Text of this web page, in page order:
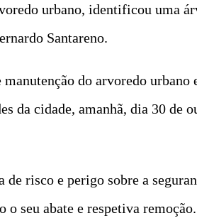
urbano, identificou uma
Santareno.
do arvoredo
da cidade, amanhã, dia 30 de
risco e perigo sobre a
o seu abate e respetiva remoção.